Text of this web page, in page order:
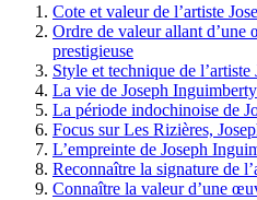
Cote et valeur de l’artiste
Ordre de valeur allant d’une
prestigieuse
Style et technique de
La vie de Joseph Inguimberty
La période indochinoise de
Focus sur Les Rizières,
L’empreinte de Joseph
Reconnaître la signature de
Connaître la valeur d’une